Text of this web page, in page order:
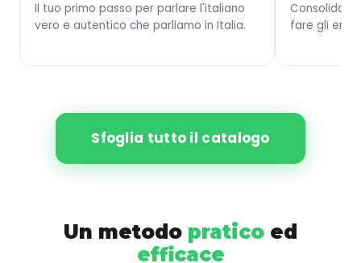
Il tuo primo passo per parlare l'italiano
vero e autentico che parliamo in Italia.
Consolida
fare gli
Sfoglia tutto il catalogo
Un metodo pratico ed
efficace